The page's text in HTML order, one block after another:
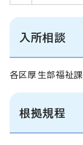
入所相談
各区厚生部福祉課
根拠規程